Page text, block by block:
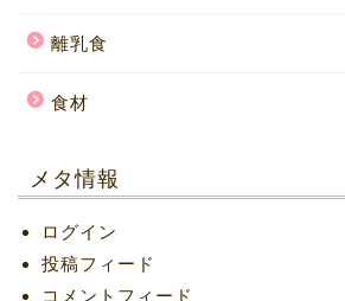
離乳食
食材
メタ情報
ログイン
投稿フィード
コメントフィード